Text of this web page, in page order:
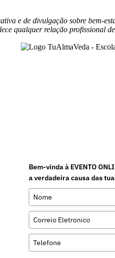
e de divulgação sobre bem-
qualquer relação profissional
Bem-vinda à EVENTO
a verdadeira causa das